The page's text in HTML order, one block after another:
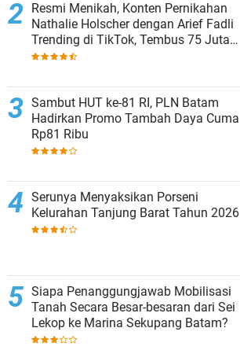
Resmi Menikah, Konten Pernikahan
Nathalie Holscher dengan Arief Fadli
Trending di TikTok, Tembus 75 Juta
Penonton
Sambut HUT ke-81 RI, PLN Batam
Hadirkan Promo Tambah Daya Cuma
Rp81 Ribu
Serunya Menyaksikan Porseni
Kelurahan Tanjung Barat Tahun 2026
Siapa Penanggungjawab Mobilisasi
Tanah Secara Besar-besaran dari Sei
Lekop ke Marina Sekupang Batam?